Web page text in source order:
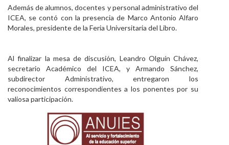
Además de alumnos, docentes y personal administrativo del
ICEA, se contó con la presencia de Marco Antonio Alfaro
Morales, presidente de la Feria Universitaria del Libro.
Al finalizar la mesa de discusión, Leandro Olguín Chávez,
secretario Académico del ICEA, y Armando Sánchez,
subdirector Administrativo, entregaron los
reconocimientos correspondientes a los ponentes por su
valiosa participación.